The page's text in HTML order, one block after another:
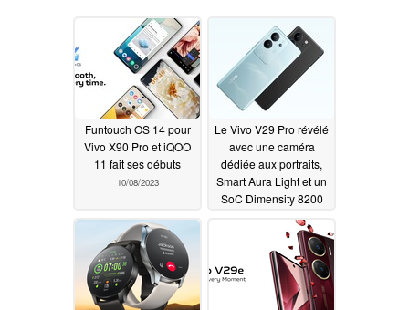
Funtouch OS 14 pour
Vivo X90 Pro et iQOO
11 fait ses débuts
10/08/2023
Le Vivo V29 Pro révélé
avec une caméra
dédiée aux portraits,
Smart Aura Light et un
SoC Dimensity 8200